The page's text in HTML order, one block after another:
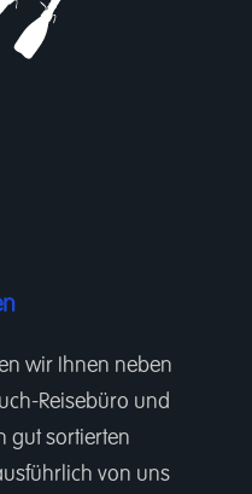
wir Ihnen neben
Reisebüro und
gut sortierten
von uns